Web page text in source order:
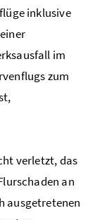
inklusive
im
zum
verletzt, das
an
ausgetretenen